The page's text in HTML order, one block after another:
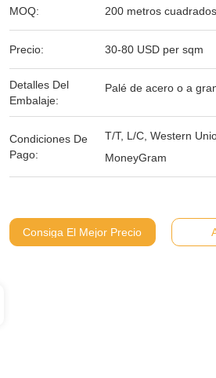
MOQ: 200 metros cuadrados
Precio: 30-80 USD per sqm
Detalles Del
Embalaje:
Palé de acero o a
Condiciones De
Pago:
T/T, L/C, Western
MoneyGram
Consiga El Mejor Precio